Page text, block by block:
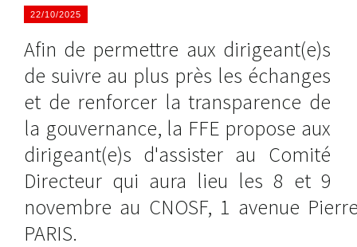
22/10/2025
Afin de permettre aux dirigeant(e)s
de suivre au plus près les échanges
et de renforcer la transparence de
la gouvernance, la FFE propose aux
dirigeant(e)s d'assister au Comité
Directeur qui aura lieu les 8 et 9
novembre au CNOSF, 1 avenue
PARIS.